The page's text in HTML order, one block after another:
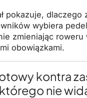
pokazuje, dlaczego
wybiera
zmieniając roweru
obowiązkami.
kontra
nie